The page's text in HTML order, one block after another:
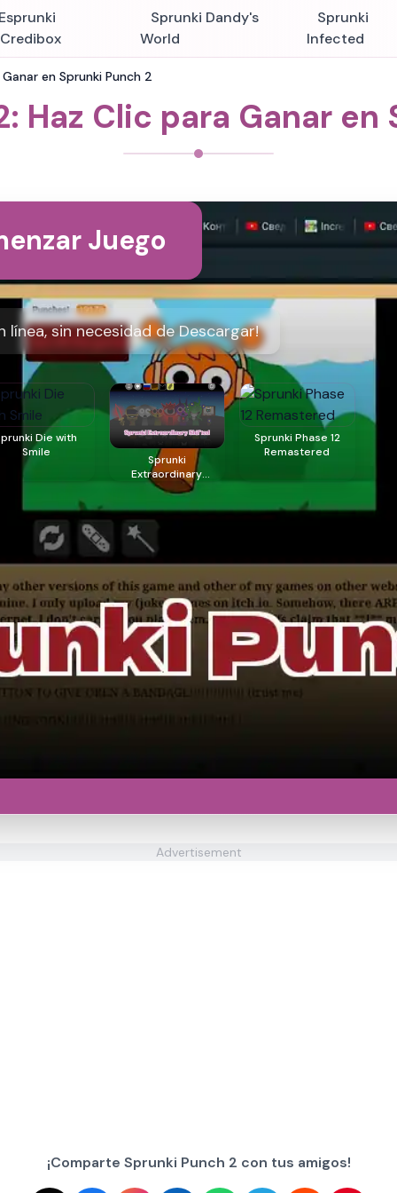
Sprunki Dandy's
World
Sprunki
Infected
en Sprunki Punch 2
Haz Clic para Ganar en
Juego
línea, sin necesidad de Descargar!
Die with
Smile
Sprunki
Extraordinary
Shifted
Sprunki Phase 12
Remastered
Advertisement
¡Comparte Sprunki Punch 2 con tus amigos!